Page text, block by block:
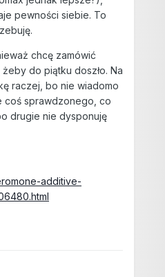
pewności siebie. To
chcę zamówić
do piątku doszło. Na
raczej, bo nie wiadomo
coś sprawdzonego, co
drugie nie dysponuję
additive-